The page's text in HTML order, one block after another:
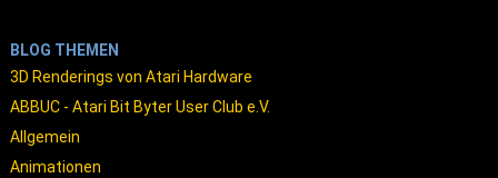
BLOG THEMEN
3D Renderings von Atari Hardware
ABBUC - Atari Bit Byter User Club e.V.
Allgemein
Animationen